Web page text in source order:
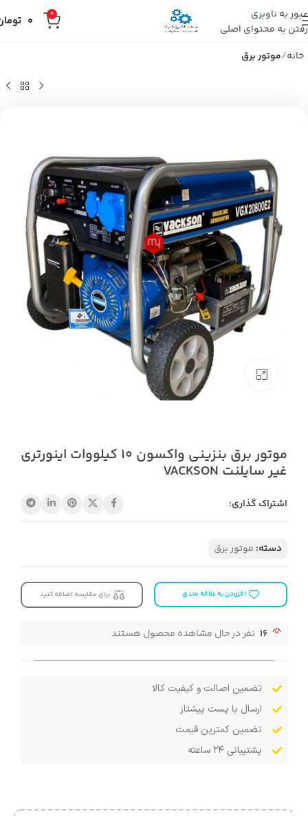
عبور به ناوبری
رفتن به محتوای اصلی
0
0
خانه موتور برق
بزرگنمایی تصویر
موتور برق بنزینی واکسون 10 کیلووات اینورتری
غیر سایلنت VACKSON
اشتراک گذاری:
دسته: موتور برق
افزودن به علاقه مندی برای مقایسه اضافه کنید
16 نفر در حال مشاهده محصول هستند
تضمین اصالت و کیفیت کالا
ارسال با پست پیشتاز
تضمین کمترین قیمت
پشتیبانی ۲۴ ساعته